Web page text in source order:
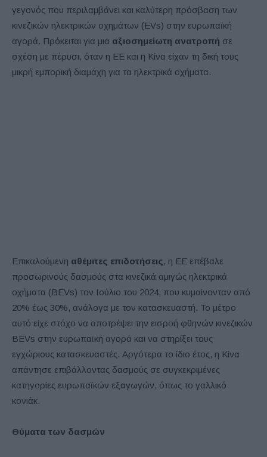
γεγονός που περιλαμβάνει και καλύτερη πρόσβαση των
κινεζικών ηλεκτρικών οχημάτων (EVs) στην ευρωπαϊκή
αγορά. Πρόκειται για μια αξιοσημείωτη ανατροπή σε
σχέση με πέρυσι, όταν η ΕΕ και η Κίνα είχαν τη δική τους
μικρή εμπορική διαμάχη για τα ηλεκτρικά οχήματα.
Επικαλούμενη αθέμιτες επιδοτήσεις , η ΕΕ επέβαλε
προσωρινούς δασμούς στα κινεζικά αμιγώς ηλεκτρικά
οχήματα (BEVs) τον Ιούλιο του 2024, που κυμαίνονταν από
20% έως 30%, ανάλογα με τον κατασκευαστή. Το μέτρο
αυτό είχε στόχο να αποτρέψει την εισροή φθηνών κινεζικών
BEVs στην ευρωπαϊκή αγορά και να στηρίξει τους
εγχώριους κατασκευαστές. Αργότερα το ίδιο έτος, η Κίνα
απάντησε επιβάλλοντας δασμούς σε συγκεκριμένες
κατηγορίες ευρωπαϊκών εξαγωγών, όπως το γαλλικό
κονιάκ.
Θύματα των δασμών